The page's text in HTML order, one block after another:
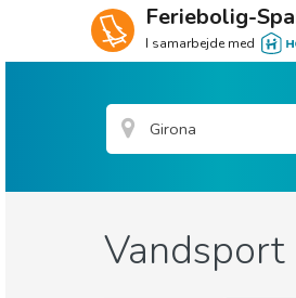
Feriebolig-
I samarbejde med
Vandsport